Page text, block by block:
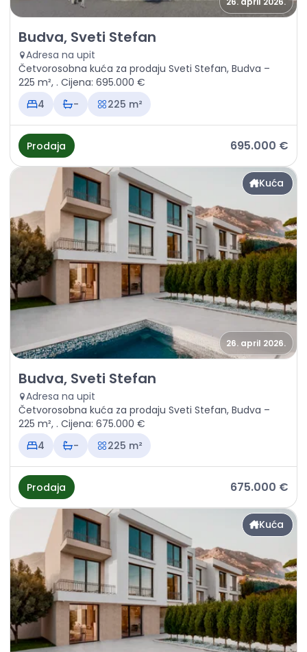
Prodaja - Kuća Budva, Sveti Stefan
Budva, Sveti Stefan
Adresa na upit
Četvorosobna kuća za prodaju Sveti Stefan, Budva –
225 m², . Cijena: 695.000 €
4
- 225 m²
Prodaja 695.000 €
Kuća
26. april 2026.
Prodaja - Kuća Budva, Sveti Stefan
Budva, Sveti Stefan
Adresa na upit
Četvorosobna kuća za prodaju Sveti Stefan, Budva –
225 m², . Cijena: 675.000 €
4
- 225 m²
Prodaja 675.000 €
Kuća